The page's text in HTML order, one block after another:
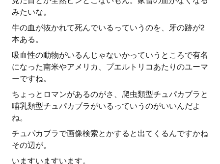
みたいな。
牛の血が抜かれて死んでいるっていうのを、牙の跡が2
本ある。
吸血性の動物がいるんじゃないかっていうところで有名
になった南米やアメリカ、プエルトリコあたりのユーマ
ーですね。
ちょっとロマンがあるのがさ、爬虫類型チュパカブラと
哺乳類型チュパカブラがいるっていうのがいいんだよ
ね。
チュパカブラで画像検索とかすると出てくるんですかね
その辺が。
いますいますいます。